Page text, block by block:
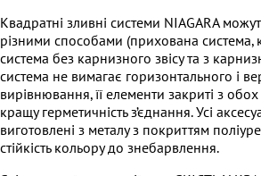
Квадратні зливні системи NIAGARA
різними способами (прихована система,
система без карнизного звісу та з
система не вимагає горизонтального і
вирівнювання, її елементи закриті з
кращу герметичність з’єднання. Усі
виготовлені з металу з покриттям
стійкість кольору до знебарвлення.